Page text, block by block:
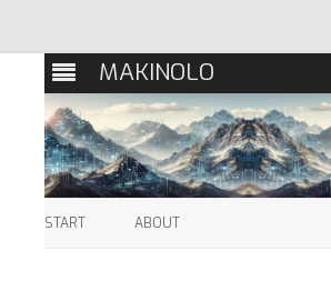
MAKINOLO
START ABOUT